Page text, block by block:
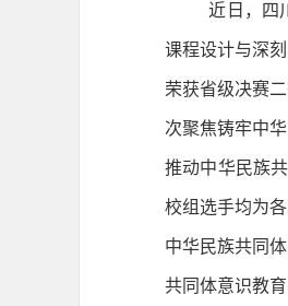
近日，四
课程设计与深
荣获省级决赛
次聚焦铸牢中
推动中华民族
校组选手均为
中华民族共同
共同体意识教